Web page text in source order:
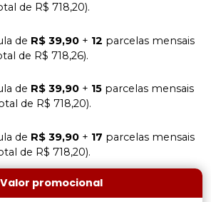
de R$ 718,20).
de R$ 39,90+ 12 parcelas mensais
de R$ 718,26).
de R$ 39,90+ 15parcelas mensais
de R$ 718,20).
de R$ 39,90+ 17 parcelas mensais
de R$ 718,20).
Valor promocional